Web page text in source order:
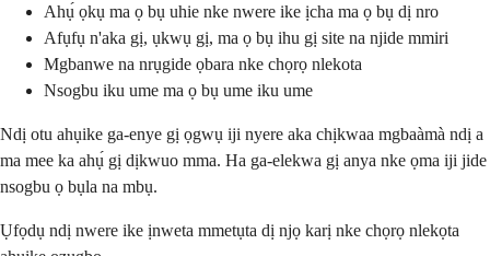
Ahụ́ ọkụ ma ọ bụ uhie nke nwere ike ịcha ma ọ bụ dị nro
Afụfụ n'aka gị, ụkwụ gị, ma ọ bụ ihu gị site na njide mmiri
Mgbanwe na nrụgide ọbara nke chọrọ nlekota
Nsogbu iku ume ma ọ bụ ume iku ume
Ndị otu ahụike ga-enye gị ọgwụ iji nyere aka chịkwaa mgbaàmà ndị a
ma mee ka ahụ́ gị dịkwuo mma. Ha ga-elekwa gị anya nke ọma iji jide
nsogbu ọ bụla na mbụ.
Ụfọdụ ndị nwere ike ịnweta mmetụta dị njọ karị nke chọrọ nlekọta